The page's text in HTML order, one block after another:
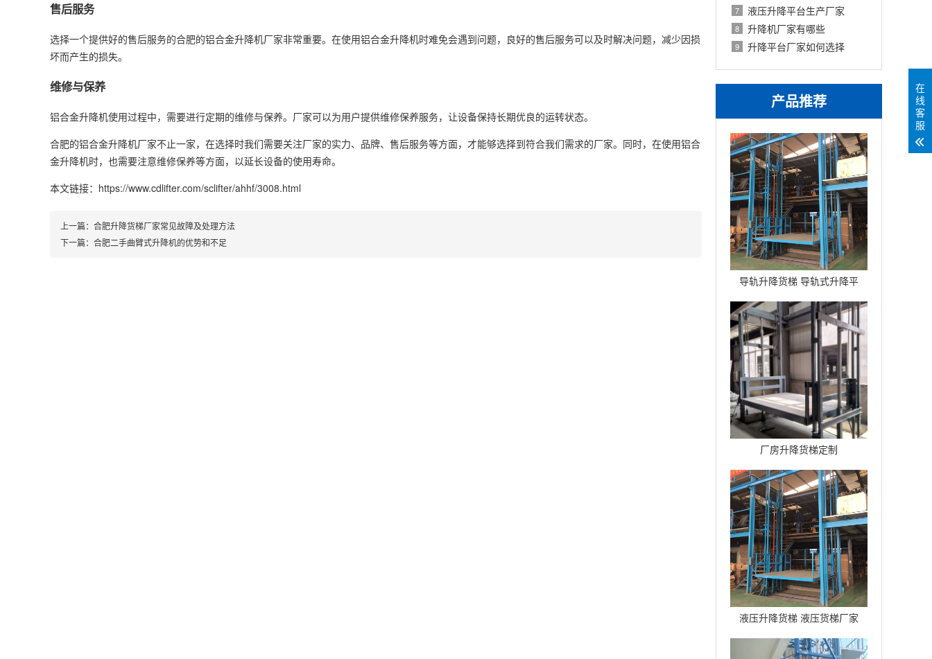
7 液压升降平台生产厂家
8 升降机厂家有哪些
9 升降平台厂家如何选择
产品推荐
导轨升降货梯 导轨式升降平
台
厂房升降货梯定制
液压升降货梯 液压货梯厂家
售后服务
选择一个提供好的售后服务的合肥的铝合金升降机厂家非常重要。在使用铝合金升降机时难免会遇到问题，良好的售后服务可以及时解决问题，减少因损
坏而产生的损失。
维修与保养
铝合金升降机使用过程中，需要进行定期的维修与保养。厂家可以为用户提供维修保养服务，让设备保持长期优良的运转状态。
合肥的铝合金升降机厂家不止一家，在选择时我们需要关注厂家的实力、品牌、售后服务等方面，才能够选择到符合我们需求的厂家。同时，在使用铝合
金升降机时，也需要注意维修保养等方面，以延长设备的使用寿命。
本文链接：https://www.cdlifter.com/sclifter/ahhf/3008.html
上一篇： 合肥升降货梯厂家常见故障及处理方法
下一篇： 合肥二手曲臂式升降机的优势和不足
在
线
客
服